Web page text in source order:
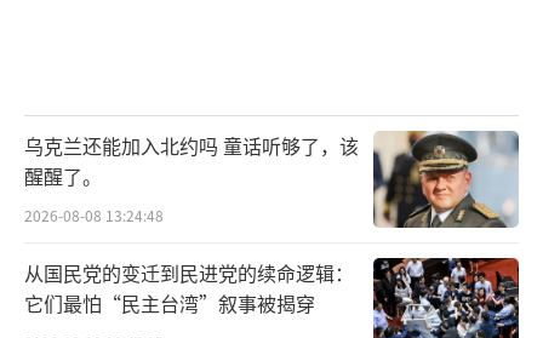
乌克兰还能加入北约吗 童话听够了，该
醒醒了。
2026-08-08 13:24:48
从国民党的变迁到民进党的续命逻辑：
它们最怕“民主台湾”叙事被揭穿